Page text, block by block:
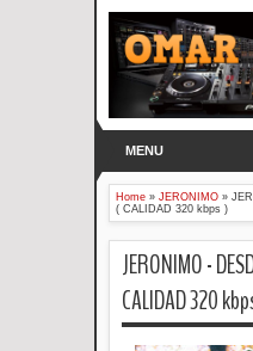
MENU
Home » JERONIMO »
( CALIDAD 320 kbps )
JERONIMO -
CALIDAD 320